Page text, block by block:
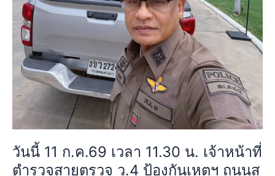
เหตุการณ์
ทั่วไป
ปกติ
วันนี้ 11 ก.ค.69 เวลา 11.30 น. เจ้าหน้าที่
ตำรวจสายตรวจ ว.4 ป้องกันเหตุฯ ถนนสุ
เห
ตุฯ
ถนน
สุ
วิ
วงศ์
แขวง
ลำ
เขต
หนองจอก